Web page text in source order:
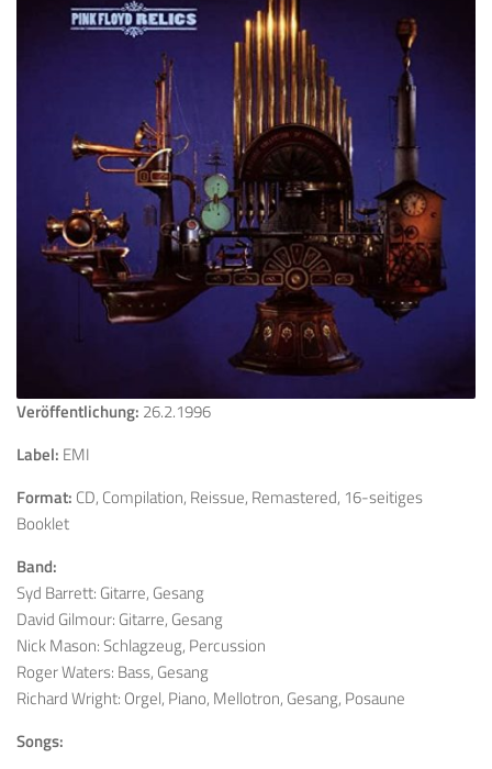
Veröffentlichung: 26.2.1996
Label: EMI
Format: CD, Compilation, Reissue, Remastered, 16-seitiges
Booklet
Band:
Syd Barrett: Gitarre, Gesang
David Gilmour: Gitarre, Gesang
Nick Mason: Schlagzeug, Percussion
Roger Waters: Bass, Gesang
Richard Wright: Orgel, Piano, Mellotron, Gesang, Posaune
Songs: